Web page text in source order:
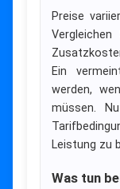
Preise
Ein
werden,
müssen.
Leistung zu
Was tun